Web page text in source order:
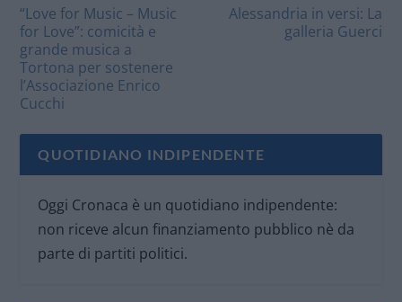
“Love for Music – Music
for Love”: comicità e
grande musica a
Tortona per sostenere
l’Associazione Enrico
Cucchi
Alessandria in versi: La
galleria Guerci
QUOTIDIANO INDIPENDENTE
Oggi Cronaca è un quotidiano indipendente:
non riceve alcun finanziamento pubblico nè da
parte di partiti politici.